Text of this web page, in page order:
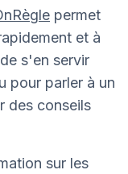
permet
et à
s'en servir
pour parler à un
des conseils
sur les